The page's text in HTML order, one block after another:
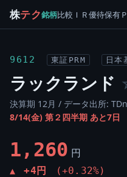
株テク銘柄比較 ＩＲ優待保有
9612 東証PRM 日本
ラックランド
決算期 12月 / データ出所:
8/14(金) 第２四半期 あと7日
1,260 円
▲ +4円 (+0.32%)